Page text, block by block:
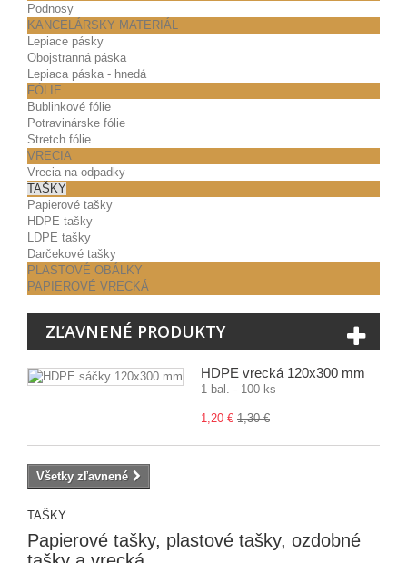
Podnosy
KANCELÁRSKY MATERIÁL
Lepiace pásky
Obojstranná páska
Lepiaca páska - hnedá
FÓLIE
Bublinkové fólie
Potravinárske fólie
Stretch fólie
VRECIA
Vrecia na odpadky
TAŠKY
Papierové tašky
HDPE tašky
LDPE tašky
Darčekové tašky
PLASTOVÉ OBÁLKY
PAPIEROVÉ VRECKÁ
ZĽAVNENÉ PRODUKTY
HDPE vrecká 120x300 mm
1 bal. - 100 ks
1,20 € 1,30 €
Všetky zľavnené
TAŠKY
Papierové tašky, plastové tašky, ozdobné